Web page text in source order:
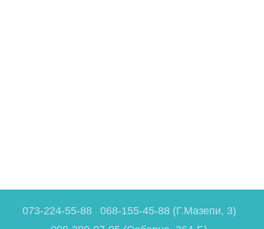
073-224-55-88
068-155-45-88 (Г.Мазепи, 3)